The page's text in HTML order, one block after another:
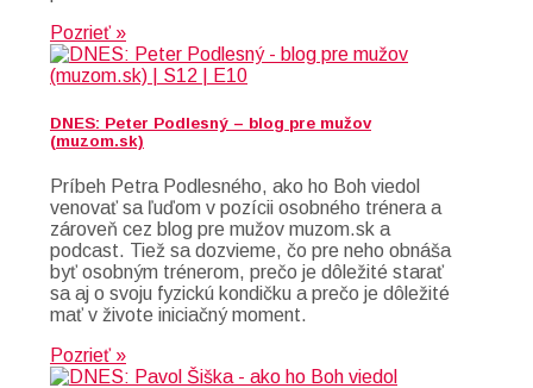
Pozrieť »
DNES: Peter Podlesný – blog pre mužov
(muzom.sk)
Príbeh Petra Podlesného, ako ho Boh viedol
venovať sa ľuďom v pozícii osobného trénera a
zároveň cez blog pre mužov muzom.sk a
podcast. Tiež sa dozvieme, čo pre neho obnáša
byť osobným trénerom, prečo je dôležité starať
sa aj o svoju fyzickú kondičku a prečo je dôležité
mať v živote iniciačný moment.
Pozrieť »